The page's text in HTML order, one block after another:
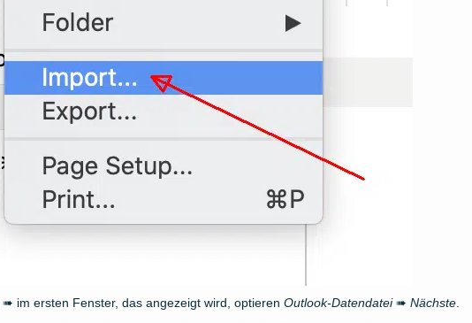
➠ im ersten Fenster, das angezeigt wird, optieren Outlook-Datendatei➠ Nächste